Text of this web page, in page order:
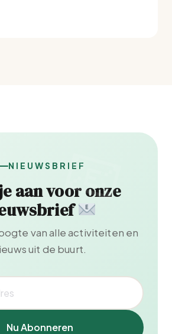
NIEUWSBRIEF
aan voor onze
van alle activiteiten en
uit de buurt.
Nu Abonneren